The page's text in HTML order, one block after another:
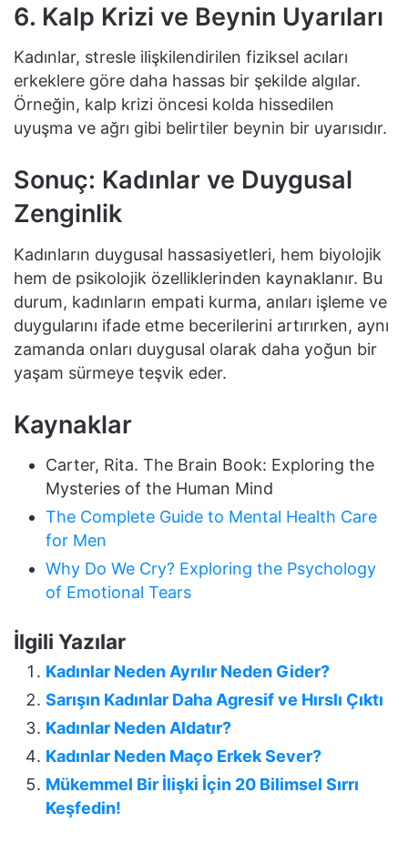
6. Kalp Krizi ve Beynin Uyarıları
Kadınlar, stresle ilişkilendirilen fiziksel acıları
erkeklere göre daha hassas bir şekilde algılar.
Örneğin, kalp krizi öncesi kolda hissedilen
uyuşma ve ağrı gibi belirtiler beynin bir uyarısıdır.
Sonuç: Kadınlar ve Duygusal
Zenginlik
Kadınların duygusal hassasiyetleri, hem biyolojik
hem de psikolojik özelliklerinden kaynaklanır. Bu
durum, kadınların empati kurma, anıları işleme ve
duygularını ifade etme becerilerini artırırken, aynı
zamanda onları duygusal olarak daha yoğun bir
yaşam sürmeye teşvik eder.
Kaynaklar
Carter, Rita. The Brain Book: Exploring the
Mysteries of the Human Mind
The Complete Guide to Mental Health Care
for Men
Why Do We Cry? Exploring the Psychology
of Emotional Tears
İlgili Yazılar
Kadınlar Neden Ayrılır Neden Gider?
Sarışın Kadınlar Daha Agresif ve Hırslı Çıktı
Kadınlar Neden Aldatır?
Kadınlar Neden Maço Erkek Sever?
Mükemmel Bir İlişki İçin 20 Bilimsel Sırrı
Keşfedin!